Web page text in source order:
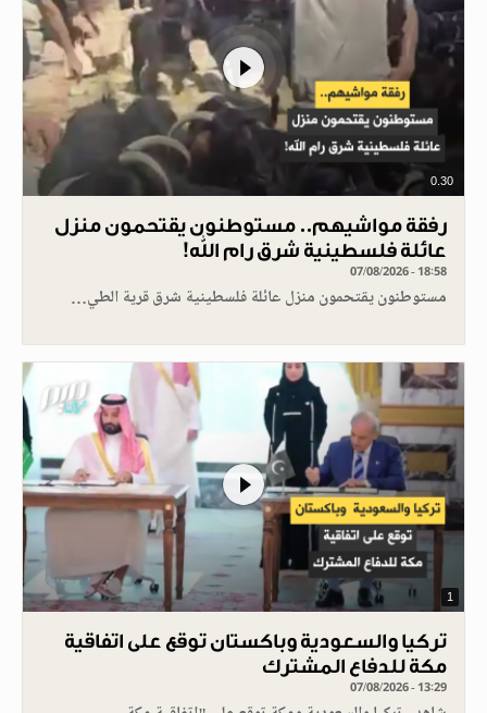
0.30
رفقة مواشيهم.. مستوطنون يقتحمون منزل
عائلة فلسطينية شرق رام الله!
07/08/2026 - 18:58
مستوطنون يقتحمون منزل عائلة فلسطينية شرق قرية الطي…
1
تركيا والسعودية وباكستان توقع على اتفاقية
مكة للدفاع المشترك
07/08/2026 - 13:29